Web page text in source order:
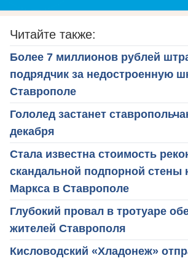
Читайте также:
Более 7 миллионов рублей
подрядчик за недостроенную
Ставрополе
Гололед застанет
декабря
Стала известна стоимость
скандальной подпорной стены
Маркса в Ставрополе
Глубокий провал в тротуаре
жителей Ставрополя
Кисловодский «Хладонеж»